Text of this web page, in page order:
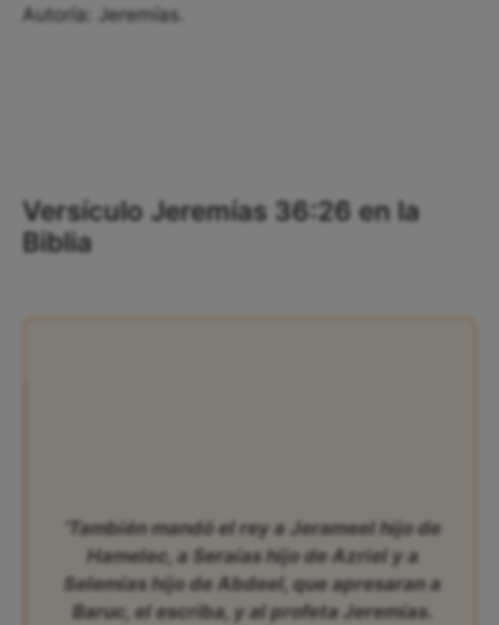
Autoría: Jeremías.
Versículo Jeremías 36:26 en la
Biblia
‘También mandó el rey a Jerameel hijo de
Hamelec, a Seraías hijo de Azriel y a
Selemías hijo de Abdeel, que apresaran a
Baruc, el escriba, y al profeta Jeremías.